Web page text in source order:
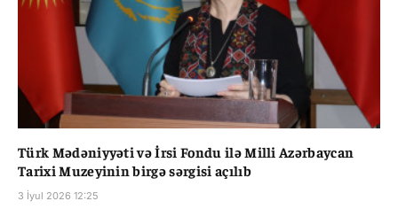
Türk Mədəniyyəti və İrsi Fondu ilə Milli Azərbaycan
Tarixi Muzeyinin birgə sərgisi açılıb
3 İyul 2026 12:25